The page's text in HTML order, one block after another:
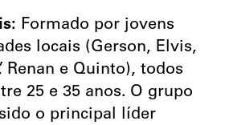
Formado por jovens
locais (Gerson, Elvis,
Renan e Quinto), todos
25 e 35 anos. O grupo
o principal líder